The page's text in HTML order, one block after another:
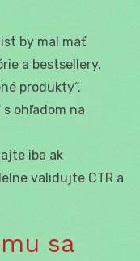
by mal mať
a bestsellery.
produkty“,
s ohľadom na
iba ak
validujte CTR a
sa